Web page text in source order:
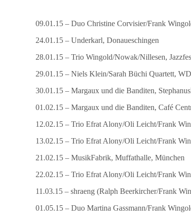
09.01.15 – Duo Christine Corvisier/Frank
24.01.15 – Underkarl, Donaueschingen
28.01.15 – Trio Wingold/Nowak/Nillesen,
29.01.15 – Niels Klein/Sarah Büchi Quartett,
30.01.15 – Margaux und die Banditen,
01.02.15 – Margaux und die Banditen, Café
12.02.15 – Trio Efrat Alony/Oli Leicht/Frank
13.02.15 – Trio Efrat Alony/Oli Leicht/Frank
21.02.15 – MusikFabrik, Muffathalle, München
22.02.15 – Trio Efrat Alony/Oli Leicht/Frank
11.03.15 – shraeng (Ralph Beerkircher/Frank
01.05.15 – Duo Martina Gassmann/Frank